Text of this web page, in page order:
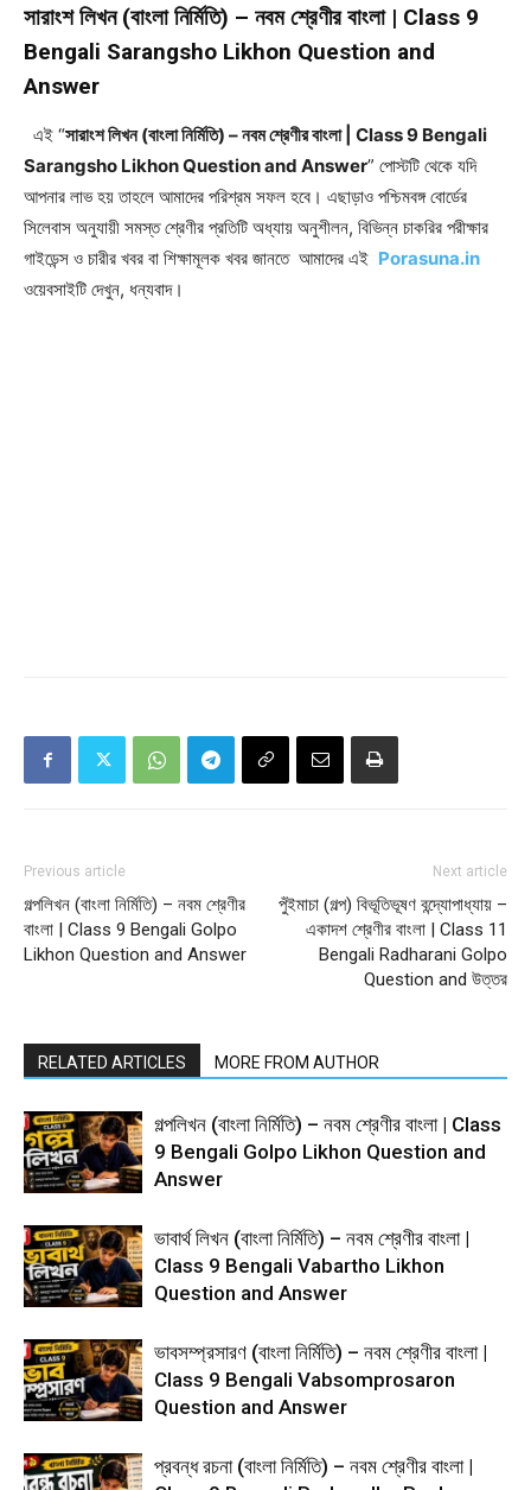
সারাংশ লিখন (বাংলা নির্মিতি) – নবম শ্রেণীর বাংলা | Class 9
Bengali Sarangsho Likhon Question and
Answer
এই “সারাংশ লিখন (বাংলা নির্মিতি) – নবম শ্রেণীর বাংলা | Class 9 Bengali
Sarangsho Likhon Question and Answer” পোস্টটি থেকে যদি
আপনার লাভ হয় তাহলে আমাদের পরিশ্রম সফল হবে। এছাড়াও পশ্চিমবঙ্গ বোর্ডের
সিলেবাস অনুযায়ী সমস্ত শ্রেণীর প্রতিটি অধ্যায় অনুশীলন, বিভিন্ন চাকরির পরীক্ষার
গাইডেন্স ও চারীর খবর বা শিক্ষামূলক খবর জানতে আমাদের এই Porasuna.in
ওয়েবসাইটি দেখুন, ধন্যবাদ।
Previous article
গল্পলিখন (বাংলা নির্মিতি) – নবম শ্রেণীর
বাংলা | Class 9 Bengali Golpo
Likhon Question and Answer
Next article
পুঁইমাচা (গল্প) বিভূতিভূষণ বন্দ্যোপাধ্যায় –
একাদশ শ্রেণীর বাংলা | Class 11
Bengali Radharani Golpo
Question and উত্তর
RELATED ARTICLES MORE FROM AUTHOR
গল্পলিখন (বাংলা নির্মিতি) – নবম শ্রেণীর বাংলা | Class
9 Bengali Golpo Likhon Question and
Answer
ভাবার্থ লিখন (বাংলা নির্মিতি) – নবম শ্রেণীর বাংলা |
Class 9 Bengali Vabartho Likhon
Question and Answer
ভাবসম্প্রসারণ (বাংলা নির্মিতি) – নবম শ্রেণীর বাংলা |
Class 9 Bengali Vabsomprosaron
Question and Answer
প্রবন্ধ রচনা (বাংলা নির্মিতি) – নবম শ্রেণীর বাংলা |